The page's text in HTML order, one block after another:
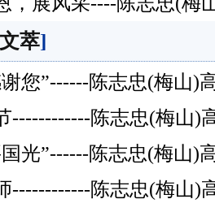
萃]
您”------陈志忠(梅山)
------------陈志忠(梅山)
光”------陈志忠(梅山)
------------陈志忠(梅山)